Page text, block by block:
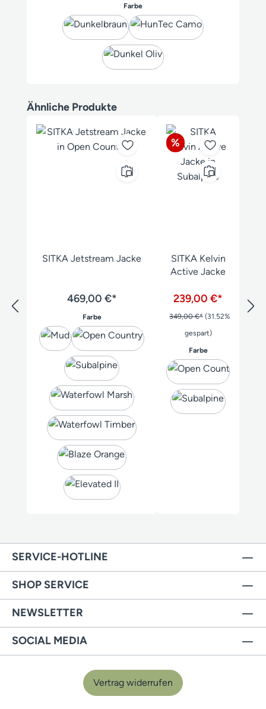
Farbeauswählen
Produktgalerie überspringen
Ähnliche Produkte
SITKA Jetstream Jacke
469,00 €*
Farbeauswählen
Rabatt
%
SITKA Kelvin
Active Jacke
239,00 €*
349,00 €* (31.52%
gespart)
Farbeauswählen
SERVICE-HOTLINE
SHOP SERVICE
NEWSLETTER
SOCIAL MEDIA
Vertrag widerrufen